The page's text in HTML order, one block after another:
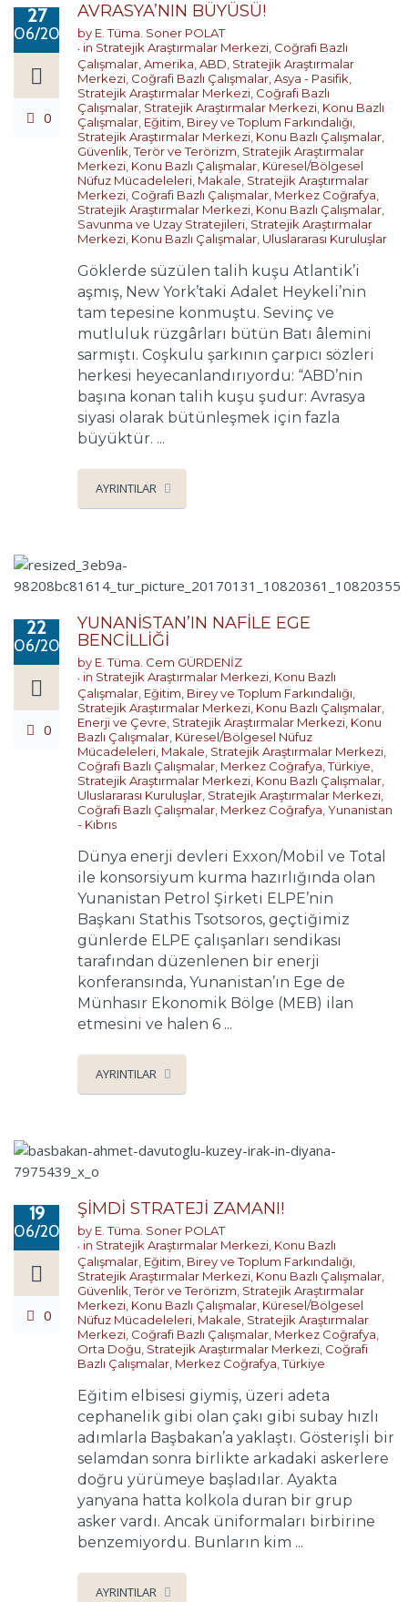
27
06/2017
0
AVRASYA’NIN BÜYÜSÜ!
by E. Tüma. Soner POLAT
in Stratejik Araştırmalar Merkezi, Coğrafi Bazlı
Çalışmalar,Amerika,ABD, Stratejik Araştırmalar
Merkezi, Coğrafi Bazlı Çalışmalar,Asya - Pasifik,
Stratejik Araştırmalar Merkezi, Coğrafi Bazlı
Çalışmalar, Stratejik Araştırmalar Merkezi, Konu Bazlı
Çalışmalar, Eğitim, Birey ve Toplum Farkındalığı,
Stratejik Araştırmalar Merkezi, Konu Bazlı Çalışmalar,
Güvenlik, Terör ve Terörizm, Stratejik Araştırmalar
Merkezi, Konu Bazlı Çalışmalar, Küresel/Bölgesel
Nüfuz Mücadeleleri, Makale, Stratejik Araştırmalar
Merkezi, Coğrafi Bazlı Çalışmalar, Merkez Coğrafya,
Stratejik Araştırmalar Merkezi, Konu Bazlı Çalışmalar,
Savunma ve Uzay Stratejileri, Stratejik Araştırmalar
Merkezi, Konu Bazlı Çalışmalar, Uluslararası Kuruluşlar
Göklerde süzülen talih kuşu Atlantik’i
aşmış, New York’taki Adalet Heykeli’nin
tam tepesine konmuştu. Sevinç ve
mutluluk rüzgârları bütün Batı âlemini
sarmıştı. Coşkulu şarkının çarpıcı sözleri
herkesi heyecanlandırıyordu: “ABD’nin
başına konan talih kuşu şudur: Avrasya
siyasi olarak bütünleşmek için fazla
büyüktür. ...
AYRINTILAR
22
06/2017
0
YUNANİSTAN’IN NAFİLE EGE
BENCİLLİĞİ
by E. Tüma. Cem GÜRDENİZ
in Stratejik Araştırmalar Merkezi, Konu Bazlı
Çalışmalar, Eğitim, Birey ve Toplum Farkındalığı,
Stratejik Araştırmalar Merkezi, Konu Bazlı Çalışmalar,
Enerji ve Çevre, Stratejik Araştırmalar Merkezi, Konu
Bazlı Çalışmalar, Küresel/Bölgesel Nüfuz
Mücadeleleri, Makale, Stratejik Araştırmalar Merkezi,
Coğrafi Bazlı Çalışmalar, Merkez Coğrafya,Türkiye,
Stratejik Araştırmalar Merkezi, Konu Bazlı Çalışmalar,
Uluslararası Kuruluşlar, Stratejik Araştırmalar Merkezi,
Coğrafi Bazlı Çalışmalar, Merkez Coğrafya,Yunanistan
- Kıbrıs
Dünya enerji devleri Exxon/Mobil ve Total
ile konsorsiyum kurma hazırlığında olan
Yunanistan Petrol Şirketi ELPE’nin
Başkanı Stathis Tsotsoros, geçtiğimiz
günlerde ELPE çalışanları sendikası
tarafından düzenlenen bir enerji
konferansında, Yunanistan’ın Ege de
Münhasır Ekonomik Bölge (MEB) ilan
etmesini ve halen 6 ...
AYRINTILAR
19
06/2017
0
ŞİMDİ STRATEJİ ZAMANI!
by E. Tüma. Soner POLAT
in Stratejik Araştırmalar Merkezi, Konu Bazlı
Çalışmalar, Eğitim, Birey ve Toplum Farkındalığı,
Stratejik Araştırmalar Merkezi, Konu Bazlı Çalışmalar,
Güvenlik, Terör ve Terörizm, Stratejik Araştırmalar
Merkezi, Konu Bazlı Çalışmalar, Küresel/Bölgesel
Nüfuz Mücadeleleri, Makale, Stratejik Araştırmalar
Merkezi, Coğrafi Bazlı Çalışmalar, Merkez Coğrafya,
Orta Doğu, Stratejik Araştırmalar Merkezi, Coğrafi
Bazlı Çalışmalar, Merkez Coğrafya,Türkiye
Eğitim elbisesi giymiş, üzeri adeta
cephanelik gibi olan çakı gibi subay hızlı
adımlarla Başbakan’a yaklaştı. Gösterişli bir
selamdan sonra birlikte arkadaki askerlere
doğru yürümeye başladılar. Ayakta
yanyana hatta kolkola duran bir grup
asker vardı. Ancak üniformaları birbirine
benzemiyordu. Bunların kim ...
AYRINTILAR